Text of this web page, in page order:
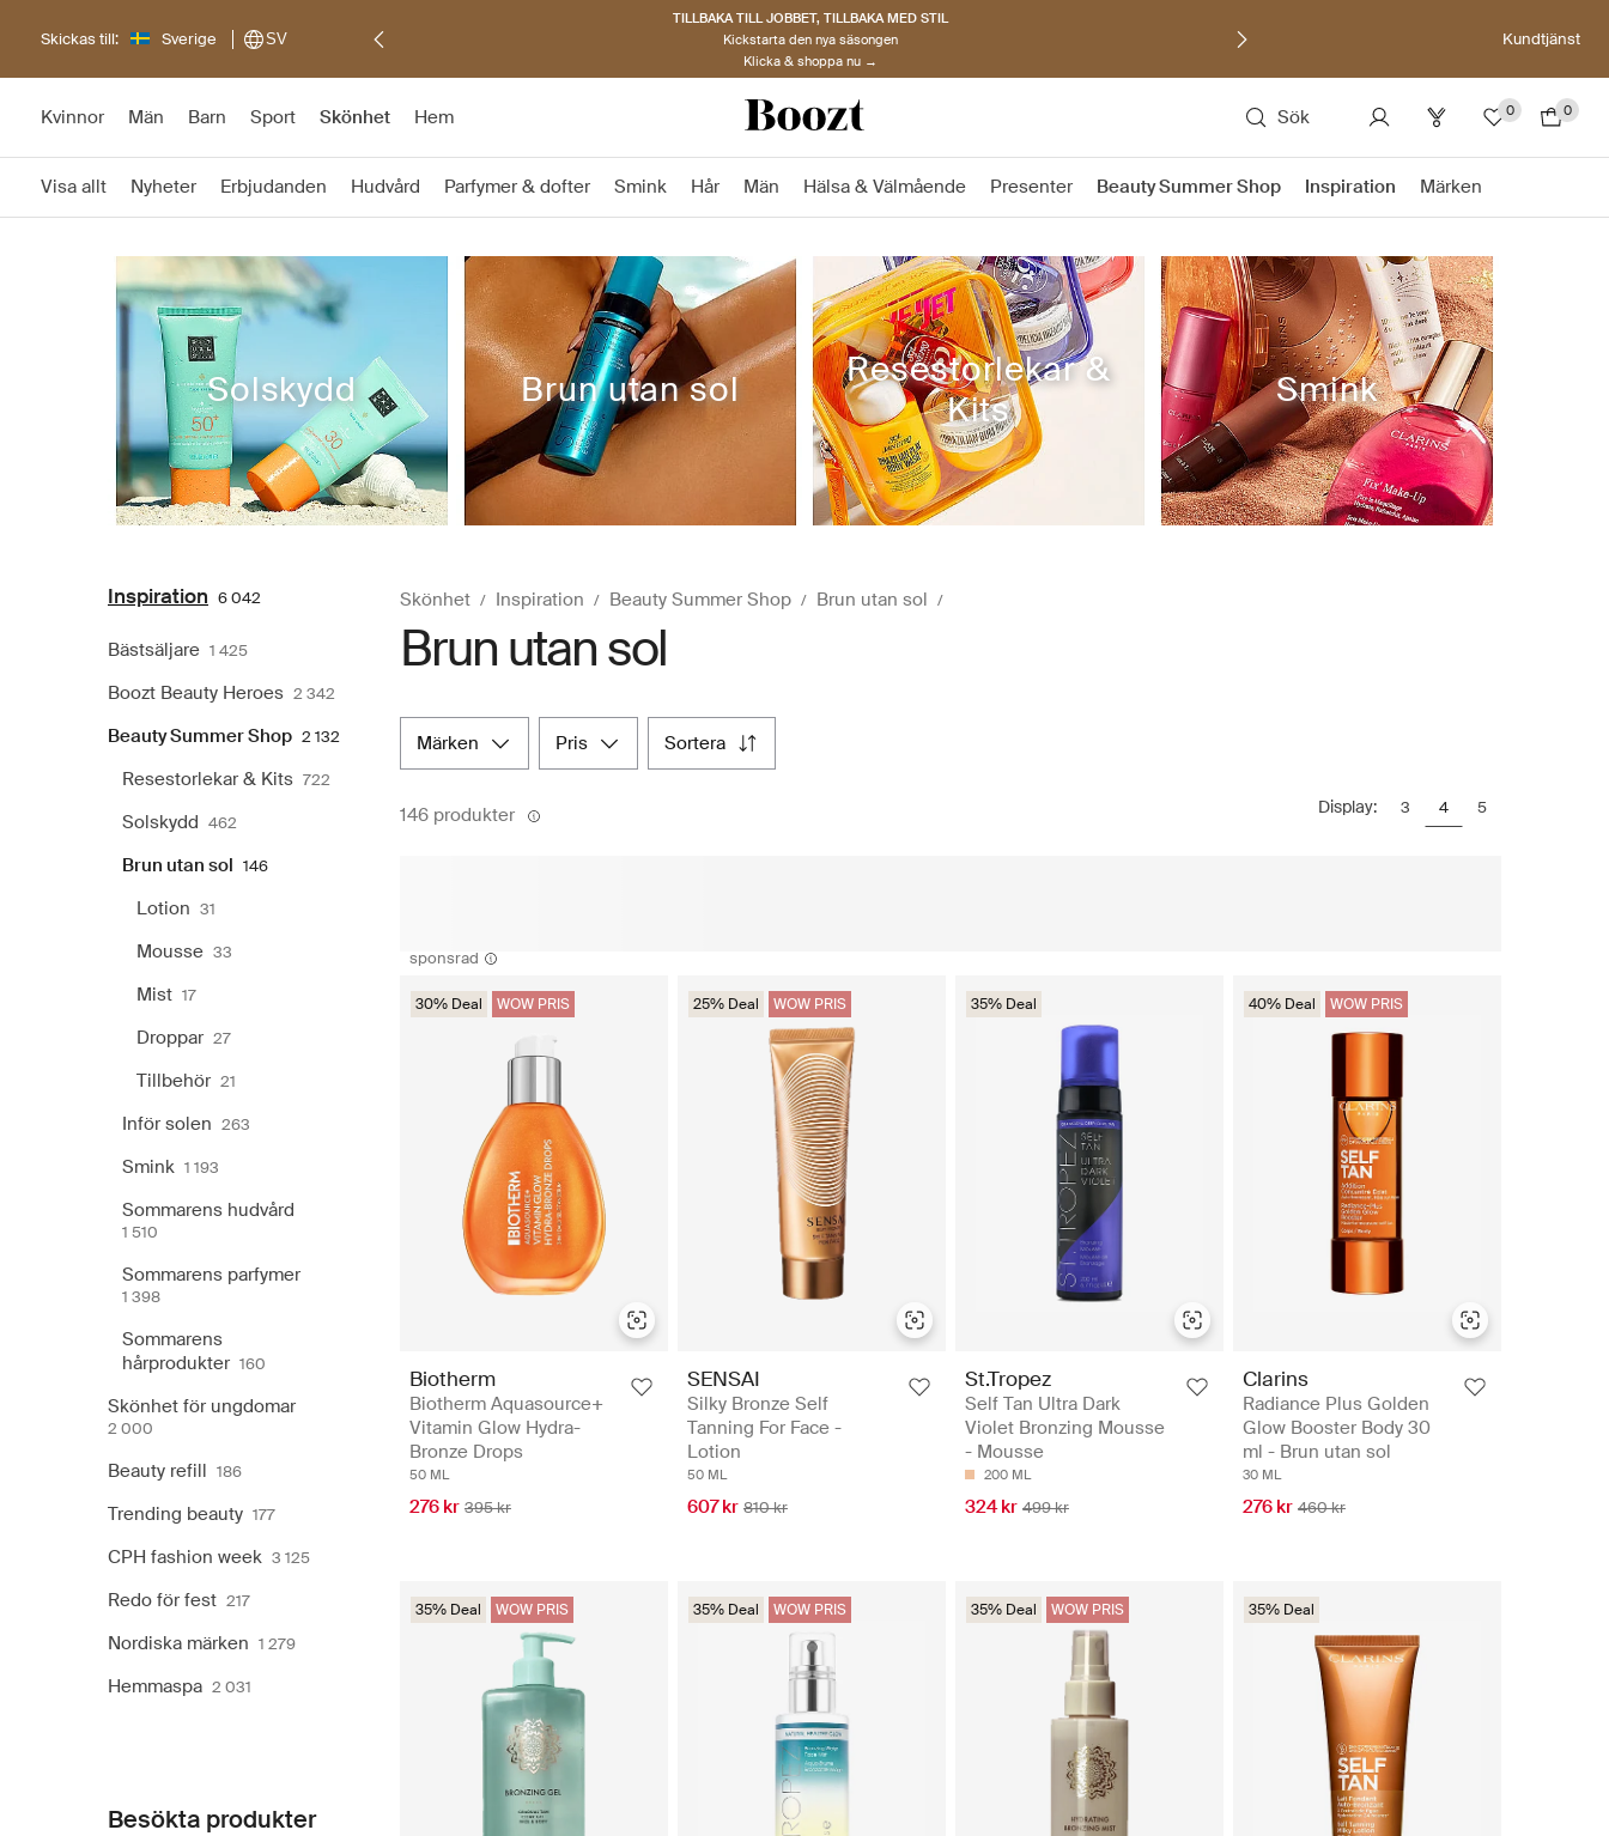
Skickas till: Sverige SV
TILLBAKA TILL JOBBET, TILLBAKA MED STIL
Kickstarta den nya säsongen
Klicka & shoppa nu →
Kundtjänst
Kvinnor Män Barn Sport Skönhet Hem Sök 0 0
Visa allt Nyheter Erbjudanden Hudvård Parfymer & dofter Smink Hår Män Hälsa & Välmående Presenter Beauty Summer Shop Inspiration Märken
Solskydd Brun utan sol
Resestorlekar &
Kits
Smink
Inspiration 6 042
Bästsäljare 1 425
Boozt Beauty Heroes 2 342
Beauty Summer Shop 2 132
Resestorlekar & Kits 722
Solskydd 462
Brun utan sol 146
Lotion 31
Mousse 33
Mist 17
Droppar 27
Tillbehör 21
Inför solen 263
Smink 1 193
Sommarens hudvård
1 510
Sommarens parfymer
1 398
Sommarens
hårprodukter 160
Skönhet för ungdomar
2 000
Beauty refill 186
Trending beauty 177
CPH fashion week 3 125
Redo för fest 217
Nordiska märken 1 279
Hemmaspa 2 031
Besökta produkter
Skönhet Inspiration Beauty Summer Shop Brun utan sol
Brun utan sol
märken pris sortera
146 produkter Display: 3 4 5
sponsrad
30% Deal WOW PRIS
Biotherm
Biotherm Aquasource+
Vitamin Glow Hydra-
Bronze Drops
50 ML
276 kr 395 kr
25% Deal WOW PRIS
SENSAI
Silky Bronze Self
Tanning For Face -
Lotion
50 ML
607 kr 810 kr
35% Deal
St.Tropez
Self Tan Ultra Dark
Violet Bronzing Mousse
- Mousse
200 ML
324 kr 499 kr
40% Deal WOW PRIS
Clarins
Radiance Plus Golden
Glow Booster Body 30
ml - Brun utan sol
30 ML
276 kr 460 kr
35% Deal WOW PRIS 35% Deal WOW PRIS 35% Deal WOW PRIS 35% Deal